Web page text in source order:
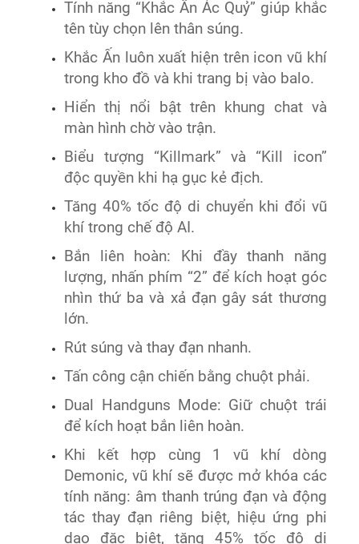
Tính năng “Khắc Ấn Ác Quỷ” giúp khắc
tên tùy chọn lên thân súng.
Khắc Ấn luôn xuất hiện trên icon vũ khí
trong kho đồ và khi trang bị vào balo.
Hiển thị nổi bật trên khung chat và
màn hình chờ vào trận.
Biểu tượng “Killmark” và “Kill icon”
độc quyền khi hạ gục kẻ địch.
Tăng 40% tốc độ di chuyển khi đổi vũ
khí trong chế độ AI.
Bắn liên hoàn: Khi đầy thanh năng
lượng, nhấn phím “2” để kích hoạt góc
nhìn thứ ba và xả đạn gây sát thương
lớn.
Rút súng và thay đạn nhanh.
Tấn công cận chiến bằng chuột phải.
Dual Handguns Mode: Giữ chuột trái
để kích hoạt bắn liên hoàn.
Khi kết hợp cùng 1 vũ khí dòng
Demonic, vũ khí sẽ được mở khóa các
tính năng: âm thanh trúng đạn và động
tác thay đạn riêng biệt, hiệu ứng phi
dao đặc biệt, tăng 45% tốc độ di